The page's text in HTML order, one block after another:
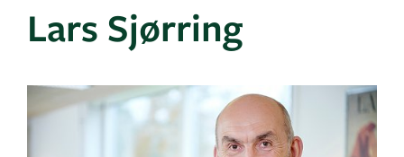
Lars Sjørring